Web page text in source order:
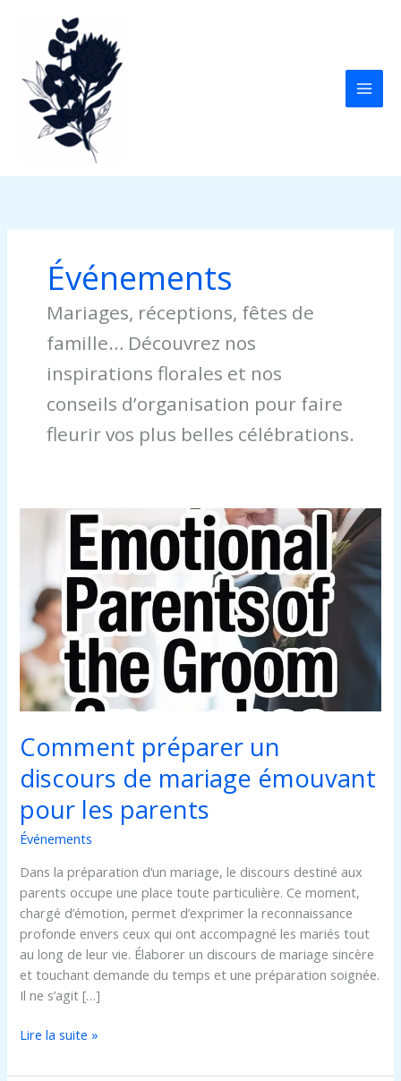
Événements
Mariages, réceptions, fêtes de
famille… Découvrez nos
inspirations florales et nos
conseils d’organisation pour faire
fleurir vos plus belles célébrations.
Comment préparer un
discours de mariage émouvant
pour les parents
Événements
Dans la préparation d’un mariage, le discours destiné aux
parents occupe une place toute particulière. Ce moment,
chargé d’émotion, permet d’exprimer la reconnaissance
profonde envers ceux qui ont accompagné les mariés tout
au long de leur vie. Élaborer un discours de mariage sincère
et touchant demande du temps et une préparation soignée.
Il ne s’agit […]
Comment
discours
de
mariage
émouvant
pour
les
parents
Lire la suite »